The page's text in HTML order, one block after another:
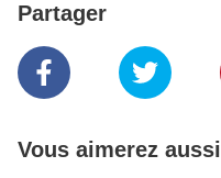
Partager
Vous aimerez aussi